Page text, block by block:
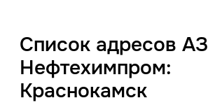
Список адресов
Нефтехимпром:
Краснокамск